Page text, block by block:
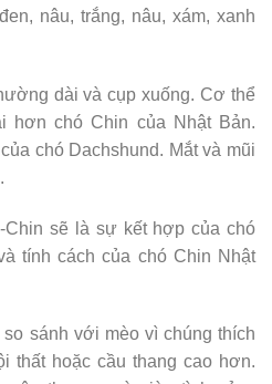
nâu, trắng, nâu, xám, xanh
dài và cụp xuống. Cơ thể
hơn chó Chin của Nhật Bản.
chó Dachshund. Mắt và mũi
Chin sẽ là sự kết hợp của chó
tính cách của chó Chin Nhật
sánh với mèo vì chúng thích
thất hoặc cầu thang cao hơn.